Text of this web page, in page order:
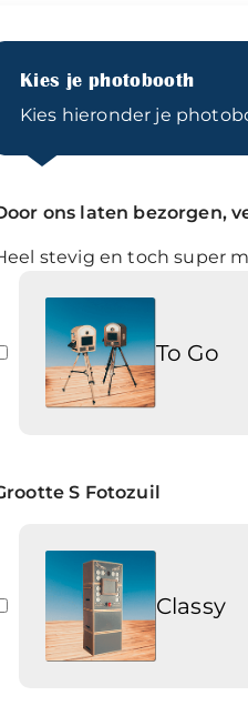
Kies je photobooth
Kies hieronder je
ons laten bezorgen,
stevig en toch super
To Go
S Fotozuil
Classy